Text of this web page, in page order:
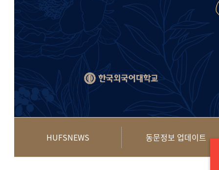
HUFSNEWS 동문정보 업데이트